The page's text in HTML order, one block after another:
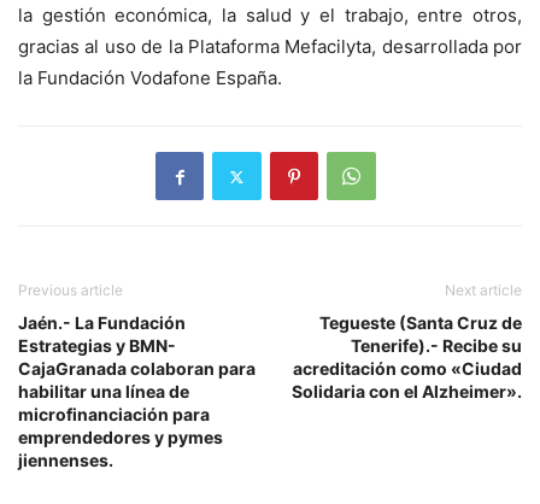
la gestión económica, la salud y el trabajo, entre otros,
gracias al uso de la Plataforma Mefacilyta, desarrollada por
la Fundación Vodafone España.
Previous article
Jaén.- La Fundación
Estrategias y BMN-
CajaGranada colaboran para
habilitar una línea de
microfinanciación para
emprendedores y pymes
jiennenses.
Next article
Tegueste (Santa Cruz de
Tenerife).- Recibe su
acreditación como «Ciudad
Solidaria con el Alzheimer».